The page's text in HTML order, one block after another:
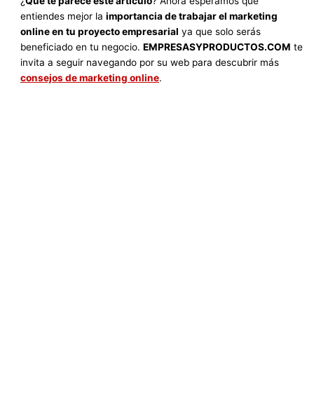
entiendes mejor laimportancia de trabajar el marketing
online en tu proyecto empresarial ya que solo serás
beneficiado en tu negocio.EMPRESASYPRODUCTOS.COM te
invita a seguir navegando por su web para descubrir más
consejos de marketing online.